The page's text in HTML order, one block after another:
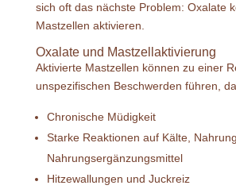
sich oft das nächste Problem: Oxalate
Mastzellen aktivieren.
Oxalate und Mastzellaktivierung
Aktivierte Mastzellen können zu einer
unspezifischen Beschwerden führen,
Chronische Müdigkeit
Starke Reaktionen auf Kälte,
Nahrungsergänzungsmittel
Hitzewallungen und Juckreiz